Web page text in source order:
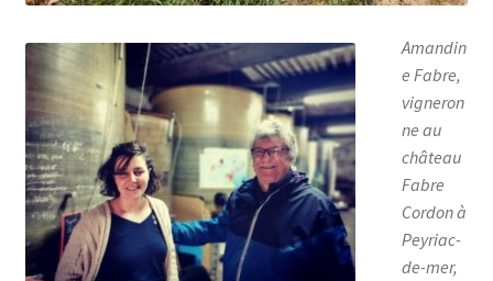
Amandin
e Fabre,
vigneron
ne au
château
Fabre
Cordon à
Peyriac-
de-mer,